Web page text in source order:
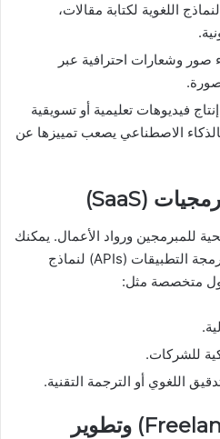
اللغوية لكتابة مقالات،
صور وشعارات احترافية عبر
إنتاج فيديوهات تعليمية أو تسويقية
الاصطناعي يصعب تمييزها عن
للمبرمجين ورواد الأعمال. يمكنك
بناء أدوات تعتمد على واجهات برمجة التطبيقات (APIs) لنماذج
للشركات.
اللغوي أو الترجمة التقنية.
3. العمل الحر (Freelancing) وتطوير